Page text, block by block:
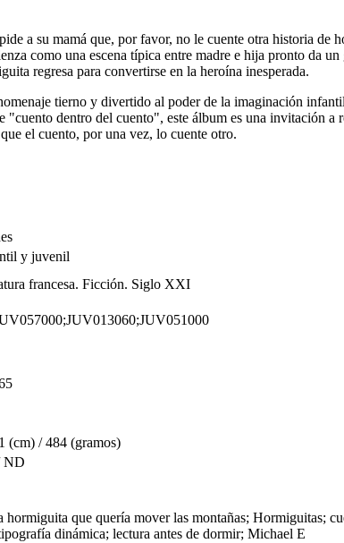
a su mamá que, por favor, no le cuente otra historia
como una escena típica entre madre e hija pronto da
regresa para convertirse en la heroína inesperada.
tierno y divertido al poder de la imaginación
"cuento dentro del cuento", este álbum es una invitación
el cuento, por una vez, lo cuente otro.
y juvenil
francesa. Ficción. Siglo XXI
(cm) / 484 (gramos)
ND
hormiguita que quería mover las montañas; Hormiguitas;
dinámica; lectura antes de dormir; Michael E